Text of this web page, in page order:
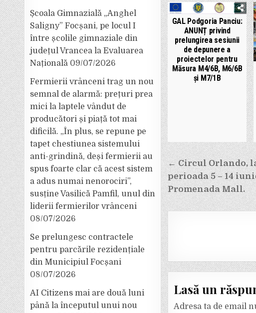
GAL Podgoria Panciu:
ANUNȚ privind
prelungirea sesiunii
de depunere a
proiectelor pentru
Măsura M4/6B, M6/6B
și M7/1B
Navigare
în
articole
← Circul Orlando,
perioada 5 – 14
Promenada Mall.
Lasă un
Adresa ta de email
Școala Gimnazială „Anghel
Saligny” Focșani, pe locul I
între școlile gimnaziale din
județul Vrancea la Evaluarea
Națională 09/07/2026
Fermierii vrânceni trag un nou
semnal de alarmă: prețuri prea
mici la laptele vândut de
producători și piață tot mai
dificilă. „În plus, se repune pe
tapet chestiunea sistemului
anti-grindină, deși fermierii au
spus foarte clar că acest sistem
a adus numai nenorociri”,
susține Vasilică Pamfil, unul din
liderii fermierilor vrânceni
08/07/2026
Se prelungesc contractele
pentru parcările rezidențiale
din Municipiul Focșani
08/07/2026
AI Citizens mai are două luni
până la începutul unui nou